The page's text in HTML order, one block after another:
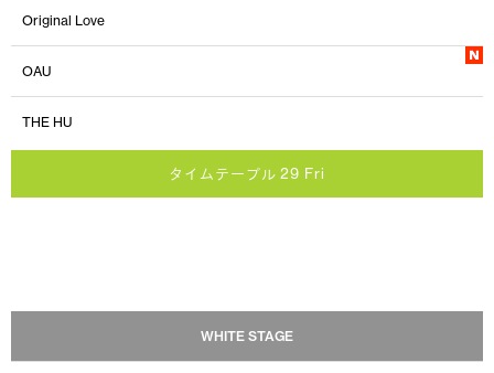
Original Love
OAU
THE HU
タイムテーブル 29 Fri
WHITE STAGE